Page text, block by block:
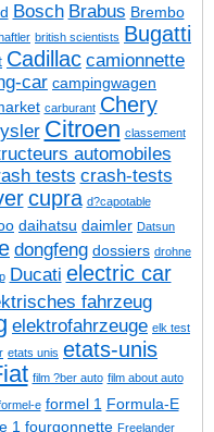
Bosch Brabus Brembo
british scientists Bugatti
Cadillac camionnette
car campingwagen
carburant Chery
Citroen classement
automobiles
tests crash-tests
cupra d?capotable
daihatsu daimler Datsun
dongfeng dossiers drohne
Ducati electric car
fahrzeug
elektrofahrzeuge elk test
etats unis etats-unis
film ?ber auto film about auto
e formel 1 Formula-E
1 fourgonnette Freelander